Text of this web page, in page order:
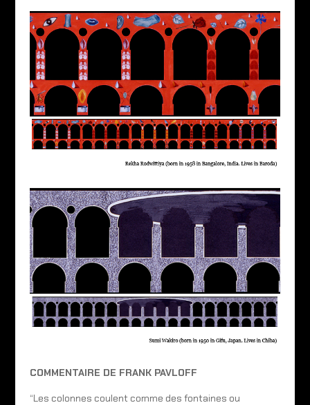
COMMENTAIRE DE FRANK PAVLOFF
“Les colonnes coulent comme des fontaines ou